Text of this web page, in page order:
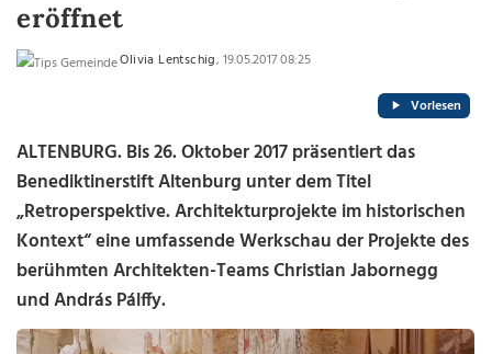
eröffnet
Olivia Lentschig, 19.05.2017 08:25
Vorlesen
ALTENBURG. Bis 26. Oktober 2017 präsentiert das
Benediktinerstift Altenburg unter dem Titel
„Retroperspektive. Architekturprojekte im historischen
Kontext“ eine umfassende Werkschau der Projekte des
berühmten Architekten-Teams Christian Jabornegg
und András Pálffy.